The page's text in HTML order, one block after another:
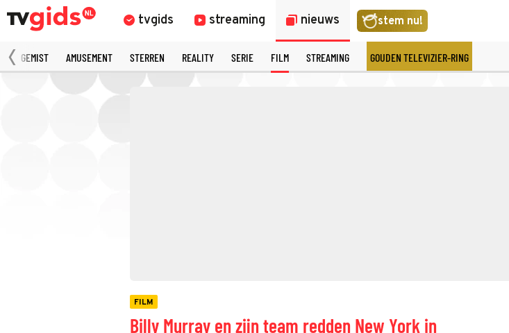
tvgids streaming nieuws stem nu!
GEMIST AMUSEMENT STERREN REALITY SERIE FILM STREAMING GOUDEN TELEVIZIER-RING
FILM
Billy Murray en zijn team redden New York in